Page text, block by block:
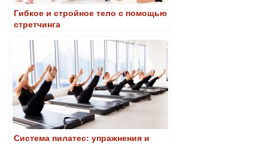
Гибкое и стройное тело с помощью
стретчинга
Система пилатес: упражнения и